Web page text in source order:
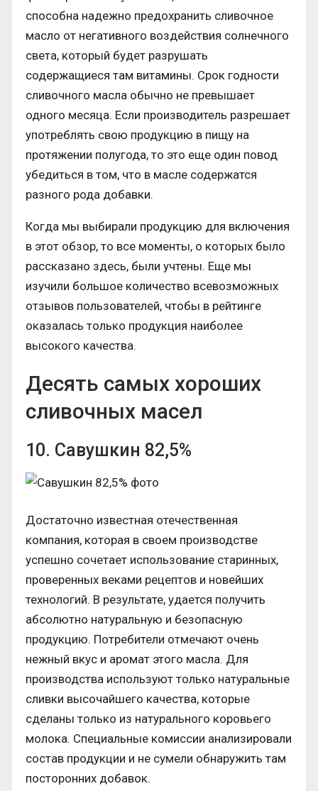
способна надежно предохранить сливочное
масло от негативного воздействия солнечного
света, который будет разрушать
содержащиеся там витамины. Срок годности
сливочного масла обычно не превышает
одного месяца. Если производитель разрешает
употреблять свою продукцию в пищу на
протяжении полугода, то это еще один повод
убедиться в том, что в масле содержатся
разного рода добавки.
Когда мы выбирали продукцию для включения
в этот обзор, то все моменты, о которых было
рассказано здесь, были учтены. Еще мы
изучили большое количество всевозможных
отзывов пользователей, чтобы в рейтинге
оказалась только продукция наиболее
высокого качества.
Десять самых хороших
сливочных масел
10. Савушкин 82,5%
Достаточно известная отечественная
компания, которая в своем производстве
успешно сочетает использование старинных,
проверенных веками рецептов и новейших
технологий. В результате, удается получить
абсолютно натуральную и безопасную
продукцию. Потребители отмечают очень
нежный вкус и аромат этого масла. Для
производства используют только натуральные
сливки высочайшего качества, которые
сделаны только из натурального коровьего
молока. Специальные комиссии анализировали
состав продукции и не сумели обнаружить там
посторонних добавок.